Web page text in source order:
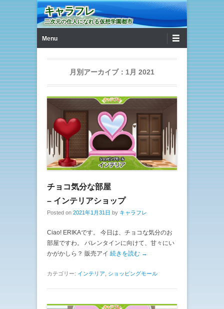
キャラフレ
二次元の住人になれる仮想学園都市
Menu
月別アーカイブ： 1月 2021
チョコ気分な部屋
– インテリアショップ
Posted on 2021年1月31日 by キャラフレ
Ciao! ERIKAです。 今日は、チョコな気分のお
部屋ですわ。 バレンタインに向けて、甘々にい
かがかしら？ 販売アイ 続きを読む →
カテゴリー: インテリア ショッピングモール